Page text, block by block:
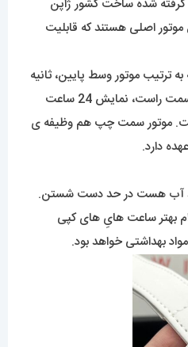
شده ساخت کشور ژاپن
اصلی هستند که قابلیت
موتور وسط پایین، ثانیه
شمار ساعت خواهد بود. موتور سمت راست، نمایش 24 ساعت
موتور سمت چپ هم وظیفه ی
دارد.
هست در حد دست شستن.
بهتر ساعت هایِ های کپی
بهداشتی خواهد بود.